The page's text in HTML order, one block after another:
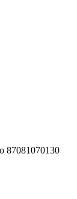
87081070130